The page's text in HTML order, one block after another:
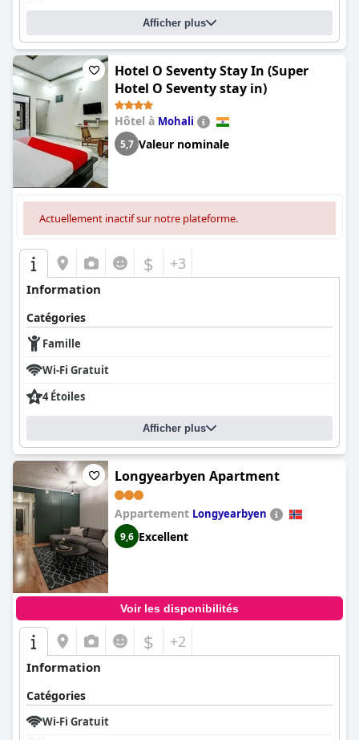
Afficher plus
Hotel O Seventy Stay In (Super
Hotel O Seventy stay in)
Hôtel à Mohali
5,7 Valeur nominale
Actuellement inactif sur notre plateforme.
$ +3
Information
Catégories
Famille
Wi-Fi Gratuit
4 Étoiles
Afficher plus
Longyearbyen Apartment
Appartement Longyearbyen
9,6 Excellent
Voir les disponibilités
$ +2
Information
Catégories
Wi-Fi Gratuit